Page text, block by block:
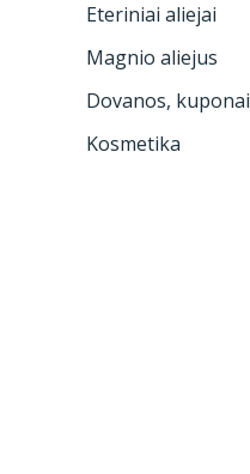
Eteriniai aliejai
Magnio aliejus
Dovanos, kuponai
Kosmetika